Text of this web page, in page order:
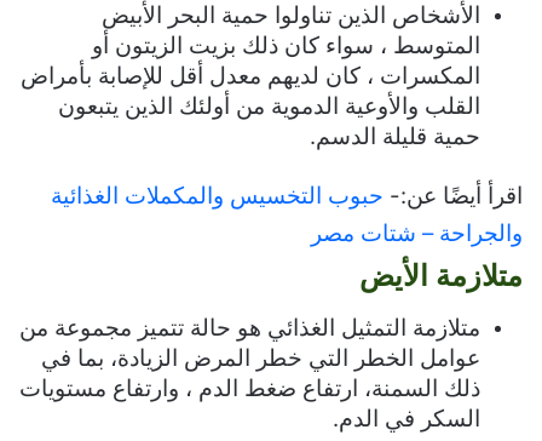
الأشخاص الذين تناولوا حمية البحر الأبيض
المتوسط ​​، سواء كان ذلك بزيت الزيتون أو
المكسرات ، كان لديهم معدل أقل للإصابة بأمراض
القلب والأوعية الدموية من أولئك الذين يتبعون
حمية قليلة الدسم.
اقرأ أيضًا عن:- حبوب التخسيس والمكملات الغذائية
والجراحة – شتات مصر
متلازمة الأيض
متلازمة التمثيل الغذائي هو حالة تتميز مجموعة من
عوامل الخطر التي خطر المرض الزيادة، بما في
ذلك السمنة، ارتفاع ضغط الدم ، وارتفاع مستويات
السكر في الدم.